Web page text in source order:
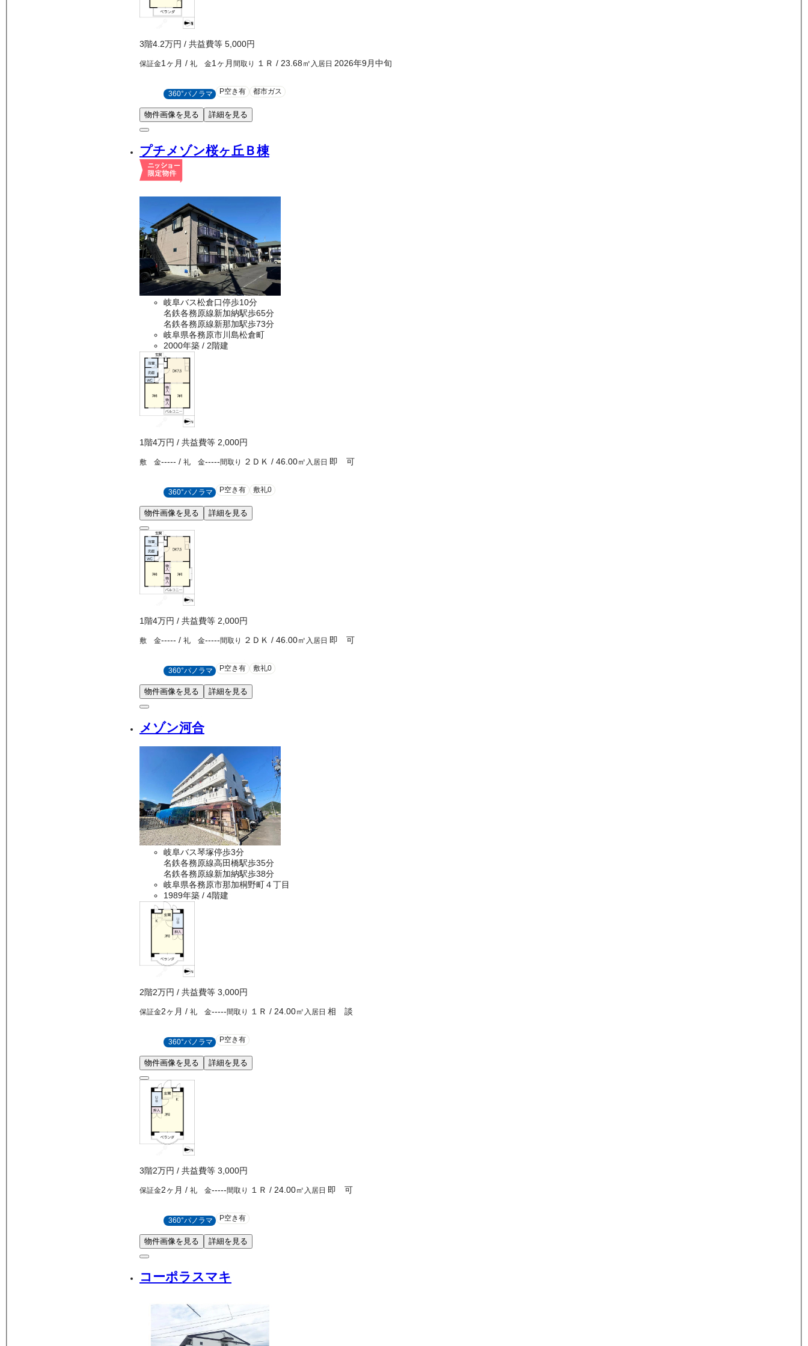
3階4.2万円 / 共益費等 5,000円
保証金1ヶ月 / 礼 金1ヶ月 間取り １Ｒ / 23.68㎡ 入居日 2026年9月中旬
360°パノラマ P空き有 都市ガス
物件画像を見る 詳細を見る
プチメゾン桜ヶ丘Ｂ棟
岐阜バス松倉口停歩10分
名鉄各務原線新加納駅歩65分
名鉄各務原線新那加駅歩73分
岐阜県各務原市川島松倉町
2000年築 / 2階建
1階4万円 / 共益費等 2,000円
敷 金----- / 礼 金-----間取り ２ＤＫ / 46.00㎡ 入居日 即 可
360°パノラマ P空き有 敷礼0
物件画像を見る 詳細を見る
1階4万円 / 共益費等 2,000円
敷 金----- / 礼 金-----間取り ２ＤＫ / 46.00㎡ 入居日 即 可
360°パノラマ P空き有 敷礼0
物件画像を見る 詳細を見る
メゾン河合
岐阜バス琴塚停歩3分
名鉄各務原線高田橋駅歩35分
名鉄各務原線新加納駅歩38分
岐阜県各務原市那加桐野町４丁目
1989年築 / 4階建
2階2万円 / 共益費等 3,000円
保証金2ヶ月 / 礼 金-----間取り １Ｒ / 24.00㎡ 入居日 相 談
360°パノラマ P空き有
物件画像を見る 詳細を見る
3階2万円 / 共益費等 3,000円
保証金2ヶ月 / 礼 金-----間取り １Ｒ / 24.00㎡ 入居日 即 可
360°パノラマ P空き有
物件画像を見る 詳細を見る
コーポラスマキ